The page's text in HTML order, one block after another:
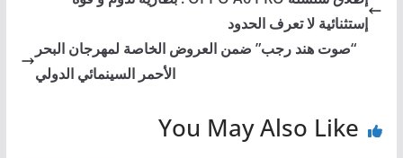
إستثنائیة لا تعرف الحدود
“صوت هند رجب” ضمن العروض الخاصة لمهرجان البحر
الأحمر السينمائي الدولي
You May Also Like